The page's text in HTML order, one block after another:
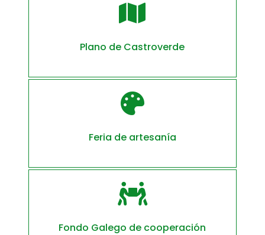

Plano de Castroverde

Feria de artesanía

Fondo Galego de cooperación